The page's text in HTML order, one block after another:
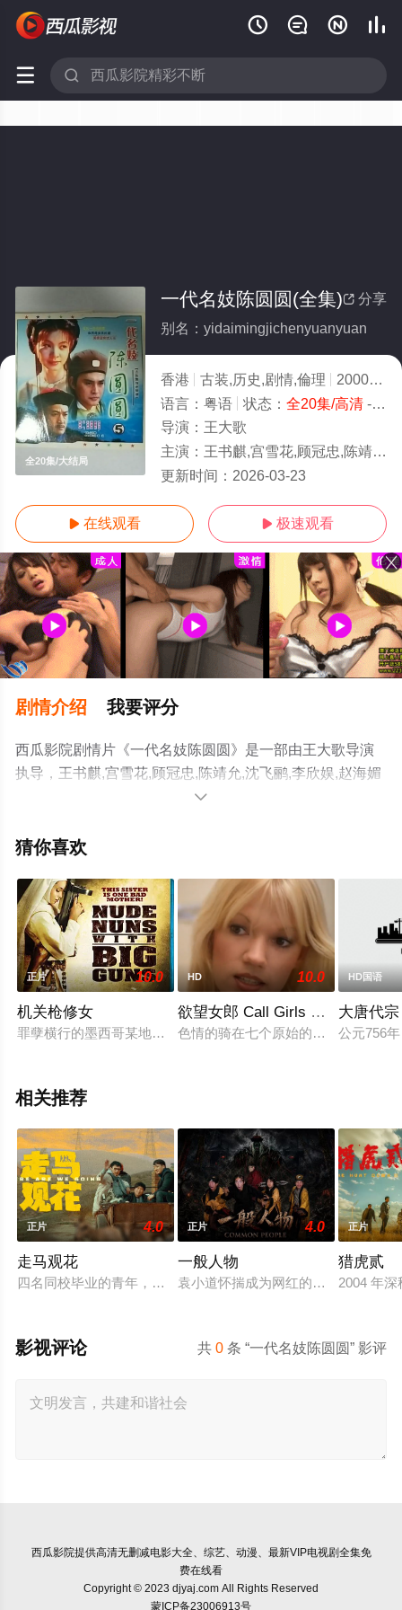
   
 
全20集/大结局
 分享
一代名妓陈圆圆(全集)
别名：yidaimingjichenyuanyuan
香港 古装,历史,剧情,倫理 2000
4.0
语言： 粤语 状态： 全20集/高清- 免费在线观看
导演： 王大歌
主演： 王书麒,宫雪花,顾冠忠,陈靖允,沈飞鹂,李欣娱,赵海媚
更新时间： 2026-03-23
 在线观看  极速观看
剧情介绍 我要评分
西瓜影院剧情片《一代名妓陈圆圆》是一部由王大歌导演
执导，王书麒,宫雪花,顾冠忠,陈靖允,沈飞鹂,李欣娱,赵海媚
等演员精彩演绎的香港电影，大结局剧情已揭晓（全20
视，更多相关信息可移步至豆瓣电影、电视猫或剧情网等

猜你喜欢
正片 10.0
机关枪修女
罪孽横行的墨西哥某地，连神职人员也自甘堕落。某教堂主教
HD 10.0
欲望女郎 Call Girls De Luxe 1979
色情的骑在七个原始的部分，这部电
HD国语
大唐代宗
公元756
相关推荐
正片 4.0
走马观花
四名同校毕业的青年，怀揣出人头地的梦想，却在大都市屡屡
正片 4.0
一般人物
袁小道怀揣成为网红的梦想创作短视
正片
猎虎贰
2004 年
共0 条 “一代名妓陈圆圆” 影评
影视评论
西瓜影院提供高清无删减电影大全、综艺、动漫、最新VIP电视剧全集免
费在线看
Copyright © 2023 djyaj.com All Rights Reserved
蒙ICP备23006913号